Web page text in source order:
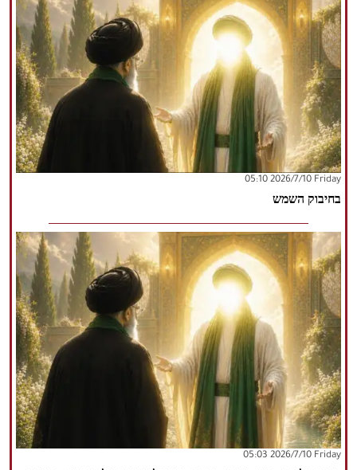
‫‫Friday‬‬ 2026/7/10 05:10
בחיבוק השמש
‫‫Friday‬‬ 2026/7/10 05:03